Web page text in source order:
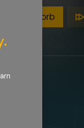
Warenkorb